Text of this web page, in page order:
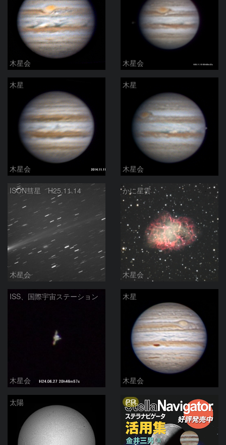
木星会 木星会
木星
木星会
木星
木星会
ISON彗星 H25.11.14
木星会
かに星雲
木星会
ISS、国際宇宙ステーション
木星会
木星
木星会
太陽 PR